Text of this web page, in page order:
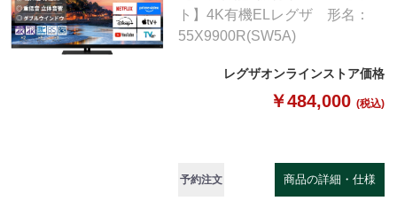
ト】4K有機ELレグザ 形名：
55X9900R(SW5A)
レグザオンラインストア価格
￥484,000 (税込)
予約注文 商品の詳細・仕様